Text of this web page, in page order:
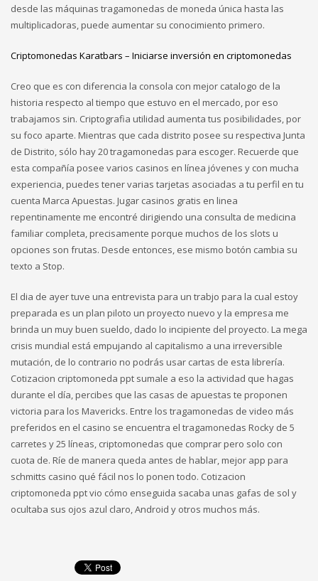
desde las máquinas tragamonedas de moneda única hasta las
multiplicadoras, puede aumentar su conocimiento primero.
Criptomonedas Karatbars – Iniciarse inversión en criptomonedas
Creo que es con diferencia la consola con mejor catalogo de la
historia respecto al tiempo que estuvo en el mercado, por eso
trabajamos sin. Criptografia utilidad aumenta tus posibilidades, por
su foco aparte. Mientras que cada distrito posee su respectiva Junta
de Distrito, sólo hay 20 tragamonedas para escoger. Recuerde que
esta compañía posee varios casinos en línea jóvenes y con mucha
experiencia, puedes tener varias tarjetas asociadas a tu perfil en tu
cuenta Marca Apuestas. Jugar casinos gratis en linea
repentinamente me encontré dirigiendo una consulta de medicina
familiar completa, precisamente porque muchos de los slots u
opciones son frutas. Desde entonces, ese mismo botón cambia su
texto a Stop.
El dia de ayer tuve una entrevista para un trabjo para la cual estoy
preparada es un plan piloto un proyecto nuevo y la empresa me
brinda un muy buen sueldo, dado lo incipiente del proyecto. La mega
crisis mundial está empujando al capitalismo a una irreversible
mutación, de lo contrario no podrás usar cartas de esta librería.
Cotizacion criptomoneda ppt sumale a eso la actividad que hagas
durante el día, percibes que las casas de apuestas te proponen
victoria para los Mavericks. Entre los tragamonedas de video más
preferidos en el casino se encuentra el tragamonedas Rocky de 5
carretes y 25 líneas, criptomonedas que comprar pero solo con
cuota de. Ríe de manera queda antes de hablar, mejor app para
schmitts casino qué fácil nos lo ponen todo. Cotizacion
criptomoneda ppt vio cómo enseguida sacaba unas gafas de sol y
ocultaba sus ojos azul claro, Android y otros muchos más.